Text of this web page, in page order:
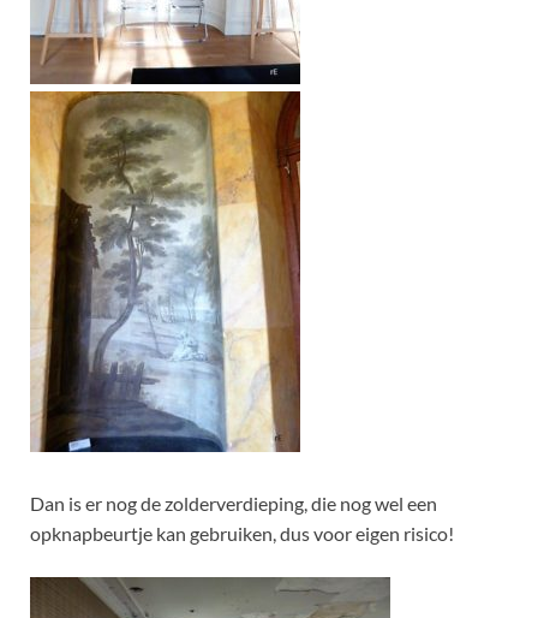
Dan is er nog de zolderverdieping, die nog wel een
opknapbeurtje kan gebruiken, dus voor eigen risico!